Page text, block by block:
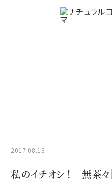
2017.08.13
私のイチオシ！ 無茶